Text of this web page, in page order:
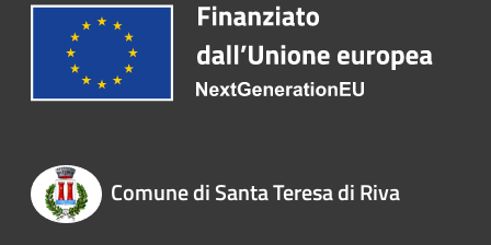
Comune di Santa Teresa di Riva